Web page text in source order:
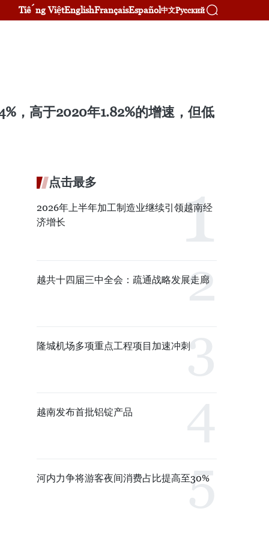
Tiếng ViệtEnglishFrançaisEspañol中文Русский
，高于2020年1.82%的增速，但低
点击最多
2026年上半年加工制造业继续引领越南经
济增长
越共十四届三中全会：疏通战略发展走廊
隆城机场多项重点工程项目加速冲刺
越南发布首批铝锭产品
河内力争将游客夜间消费占比提高至30%